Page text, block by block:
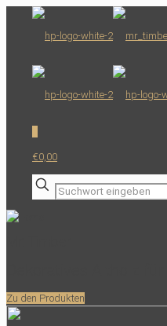
€0,00
Zu den Produkten